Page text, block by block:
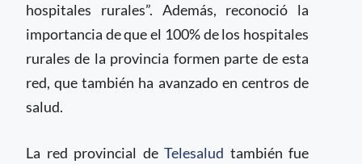
hospitales rurales”. Además, reconoció la
importancia de que el 100% de los hospitales
rurales de la provincia formen parte de esta
red, que también ha avanzado en centros de
salud.
La red provincial de Telesalud también fue